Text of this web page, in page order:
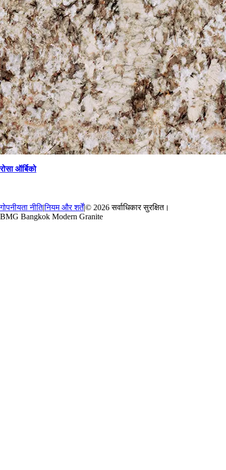
रोसा ऑर्बिको
गोपनीयता नीति|नियम और शर्तें|© 2026 सर्वाधिकार सुरक्षित।
BMG Bangkok Modern Granite